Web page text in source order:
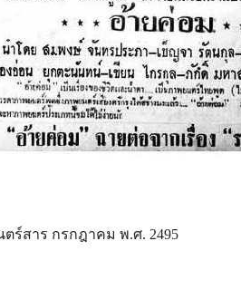
ร์สาร กรกฎาคม พ.ศ. 2495